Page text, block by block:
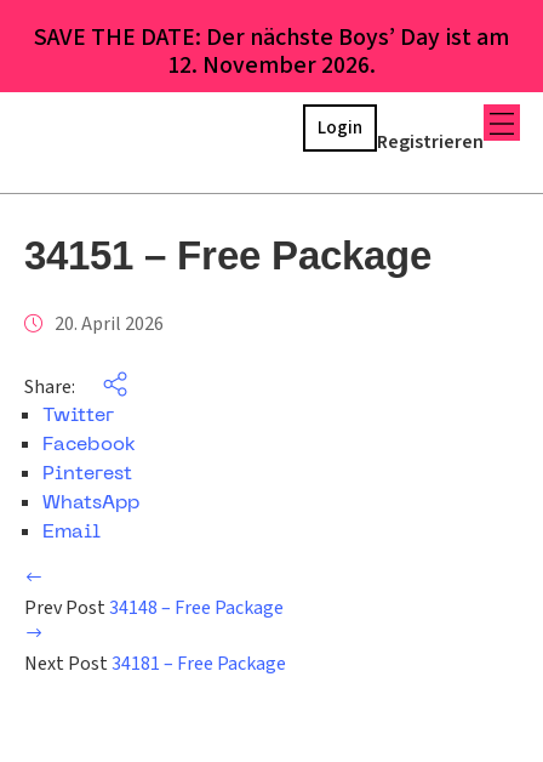
SAVE THE DATE: Der nächste Boys’ Day ist am
12. November 2026.
Registrieren
Login
34151 – Free Package
20. April 2026
Share:
Twitter
Facebook
Pinterest
WhatsApp
Email
Prev Post34148 – Free Package
Next Post34181 – Free Package